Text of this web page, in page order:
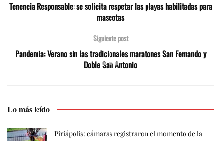
Tenencia Responsable: se solicita respetar las playas habilitadas para
mascotas
Siguiente post
Pandemia: Verano sin las tradicionales maratones San Fernando y
Doble San Antonio
Lo más leído
Piriápolis: cámaras registraron el momento de la